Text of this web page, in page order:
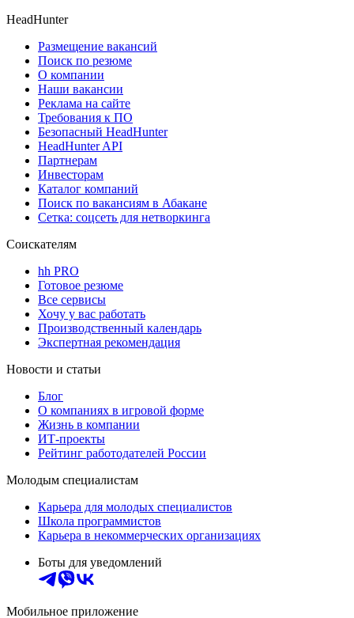
HeadHunter
Размещение вакансий
Поиск по резюме
О компании
Наши вакансии
Реклама на сайте
Требования к ПО
Безопасный HeadHunter
HeadHunter API
Партнерам
Инвесторам
Каталог компаний
Поиск по вакансиям в Абакане
Сетка: соцсеть для нетворкинга
Соискателям
hh PRO
Готовое резюме
Все сервисы
Хочу у вас работать
Производственный календарь
Экспертная рекомендация
Новости и статьи
Блог
О компаниях в игровой форме
Жизнь в компании
ИТ-проекты
Рейтинг работодателей России
Молодым специалистам
Карьера для молодых специалистов
Школа программистов
Карьера в некоммерческих организациях
Боты для уведомлений
Мобильное приложение